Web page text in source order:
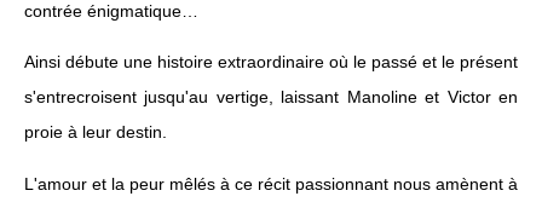
contrée énigmatique…
Ainsi débute une histoire extraordinaire où le passé et le présent
s'entrecroisent jusqu'au vertige, laissant Manoline et Victor en
proie à leur destin.
L'amour et la peur mêlés à ce récit passionnant nous amènent à